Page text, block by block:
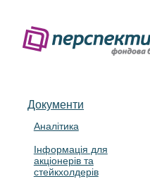
Документи
Аналітика
Інформація для
акціонерів та
стейкхолдерів